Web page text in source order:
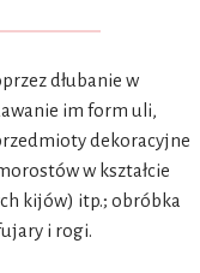
dłubanie w
im form uli,
dekoracyjne
w kształcie
kijów) itp.; obróbka
i rogi.